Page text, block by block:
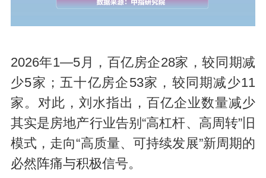
2026年1—5月，百亿房企28家，较同期减
少5家；五十亿房企53家，较同期减少11
家。对此，刘水指出，百亿企业数量减少
其实是房地产行业告别“高杠杆、高周转”旧
模式，走向“高质量、可持续发展”新周期的
必然阵痛与积极信号。